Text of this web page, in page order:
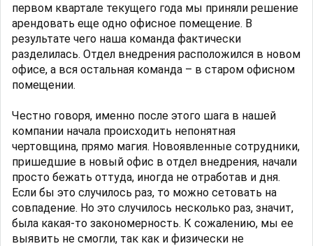
первом квартале текущего года мы приняли решение
арендовать еще одно офисное помещение. В
результате чего наша команда фактически
разделилась. Отдел внедрения расположился в новом
офисе, а вся остальная команда – в старом офисном
помещении.
Честно говоря, именно после этого шага в нашей
компании начала происходить непонятная
чертовщина, прямо магия. Новоявленные сотрудники,
пришедшие в новый офис в отдел внедрения, начали
просто бежать оттуда, иногда не отработав и дня.
Если бы это случилось раз, то можно сетовать на
совпадение. Но это случилось несколько раз, значит,
была какая-то закономерность. К сожалению, мы ее
выявить не смогли, так как и физически не